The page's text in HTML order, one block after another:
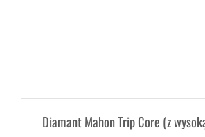
Diamant Mahon Trip Core (z